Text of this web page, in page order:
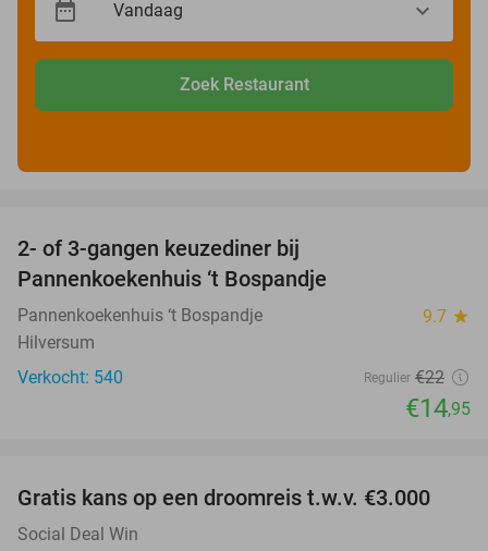
Zoek Restaurant
2- of 3-gangen keuzediner bij
Pannenkoekenhuis ‘t Bospandje
Pannenkoekenhuis ‘t Bospandje 9.7 star
Hilversum
Verkocht: 540
Regulier €22
€14,95
Gratis kans op een droomreis t.w.v. €3.000
Social Deal Win